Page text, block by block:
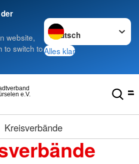
website,
to switch to
Sprache wechseln zu
Alles klar
e.V.
Kreisverbände